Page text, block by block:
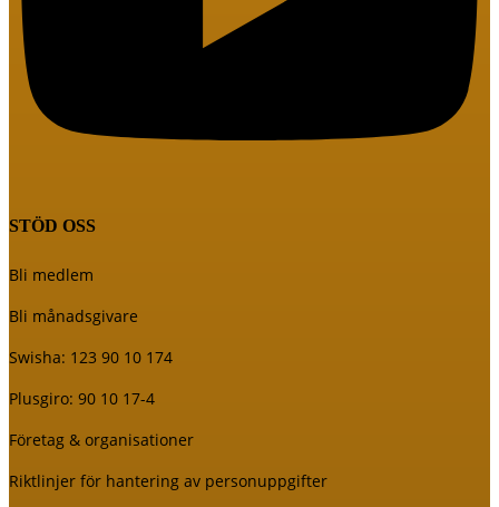
STÖD OSS
Bli medlem
Bli månadsgivare
Swisha: 123 90 10 174
Plusgiro: 90 10 17-4
Företag & organisationer
Riktlinjer för hantering av personuppgifter